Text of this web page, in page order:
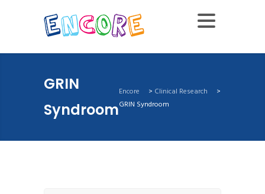
GRIN
Syndroom
Encore > Clinical Research
>
GRIN Syndroom